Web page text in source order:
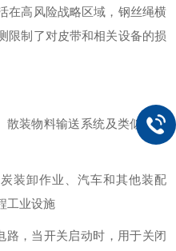
在高风险战略区域，钢丝绳横
限制了对皮带和相关设备的损
散装物料输送系统及类似设备
装卸作业、汽车和其他装配
工业设施
路，当开关启动时，用于关闭